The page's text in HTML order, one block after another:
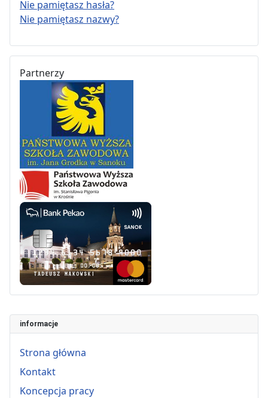
informacje
Strona główna
Kontakt
Koncepcja pracy
Nie pamiętasz hasła?
Nie pamiętasz nazwy?
Partnerzy